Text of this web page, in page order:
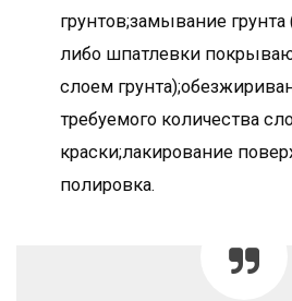
грунтов;замывание
либо шпатлевки
слоем
требуемого количества
краски;лакирование
полировка.